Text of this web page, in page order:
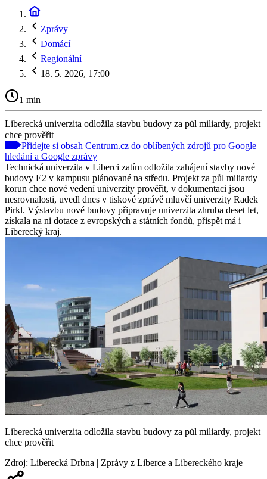
Zprávy
Domácí
Regionální
18. 5. 2026, 17:00
1 min
Liberecká univerzita odložila stavbu budovy za půl miliardy, projekt
chce prověřit
Přidejte si obsah Centrum.cz do oblíbených zdrojů pro Google
hledání a Google zprávy
Technická univerzita v Liberci zatím odložila zahájení stavby nové
budovy E2 v kampusu plánované na středu. Projekt za půl miliardy
korun chce nové vedení univerzity prověřit, v dokumentaci jsou
nesrovnalosti, uvedl dnes v tiskové zprávě mluvčí univerzity Radek
Pirkl. Výstavbu nové budovy připravuje univerzita zhruba deset let,
získala na ni dotace z evropských a státních fondů, přispět má i
Liberecký kraj.
Liberecká univerzita odložila stavbu budovy za půl miliardy, projekt
chce prověřit
Zdroj: Liberecká Drbna | Zprávy z Liberce a Libereckého kraje